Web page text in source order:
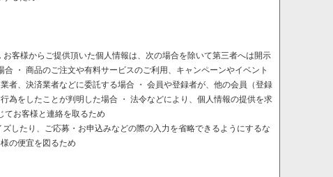
客様からご提供頂いた個人情報は、次の場合を除いて第三者へは開示
合 ・ 商品のご注文や有料サービスのご利用、キャンペーンやイベント
者、決済業者などに委託する場合 ・ 会員や登録者が、他の会員（登録
為をしたことが判明した場合 ・ 法令などにより、個人情報の提供を求
てお客様と連絡を取るため
ズしたり、ご応募・お申込みなどの際の入力を省略できるようにするな
の便宜を図るため